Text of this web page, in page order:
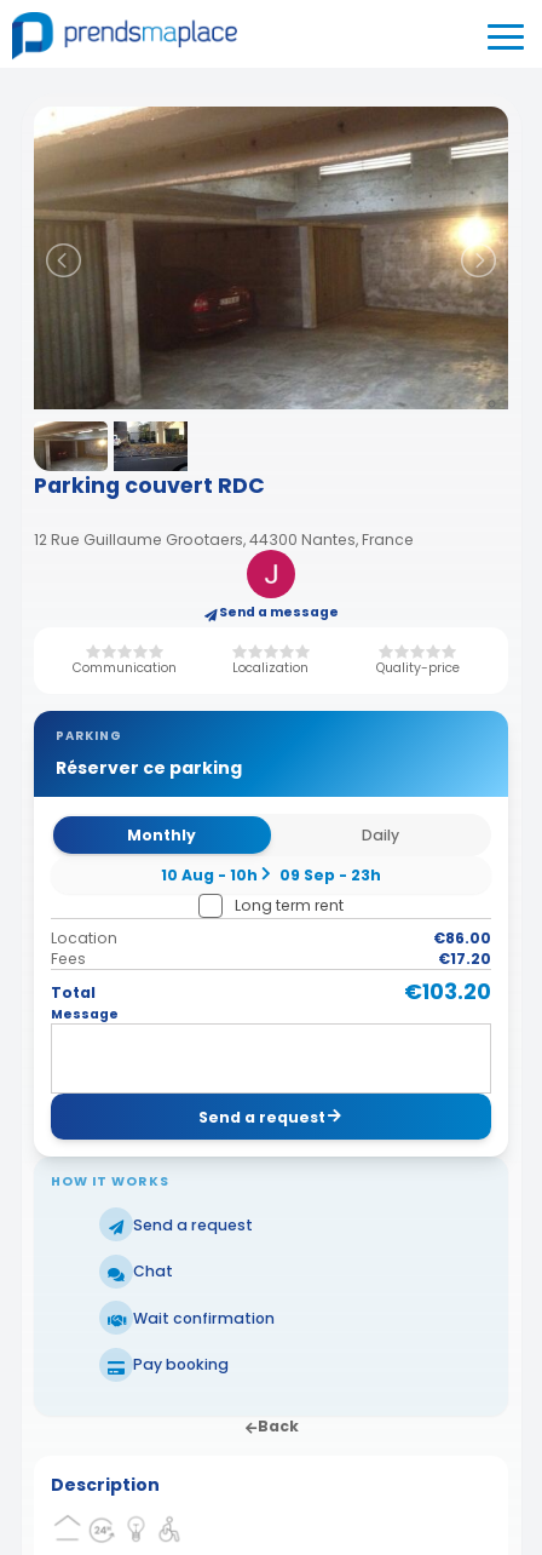
Parking couvert RDC
12 Rue Guillaume Grootaers, 44300 Nantes, France
Send a message
Communication Localization Quality-price
PARKING
Réserver ce parking
Monthly
Daily
10 Aug - 10h
09 Sep - 23h
Long term rent
Location
€86.00
Fees
€17.20
Total
€103.20
Message
Send a request
HOW IT WORKS
Send a request
Chat
Wait confirmation
Pay booking
Back
Description